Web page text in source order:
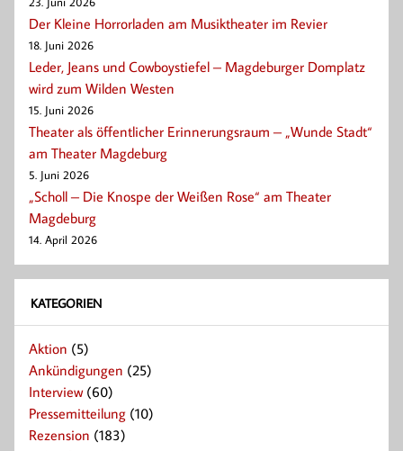
Der Kleine Horrorladen am Musiktheater im Revier
18. Juni 2026
Leder, Jeans und Cowboystiefel – Magdeburger Domplatz
wird zum Wilden Westen
15. Juni 2026
Theater als öffentlicher Erinnerungsraum – „Wunde Stadt“
am Theater Magdeburg
5. Juni 2026
„Scholl – Die Knospe der Weißen Rose“ am Theater
Magdeburg
14. April 2026
KATEGORIEN
Aktion (5)
Ankündigungen (25)
Interview(60)
Pressemitteilung (10)
Rezension (183)